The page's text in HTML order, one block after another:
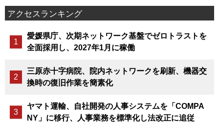
アクセスランキング
愛媛県庁、次期ネットワーク基盤でゼロトラストを
全面採用し、2027年1月に稼働
三原赤十字病院、院内ネットワークを刷新、機器交
換時の復旧作業を簡素化
ヤマト運輸、自社開発の人事システムを「COMPA
NY」に移行、人事業務を標準化し法改正に追従